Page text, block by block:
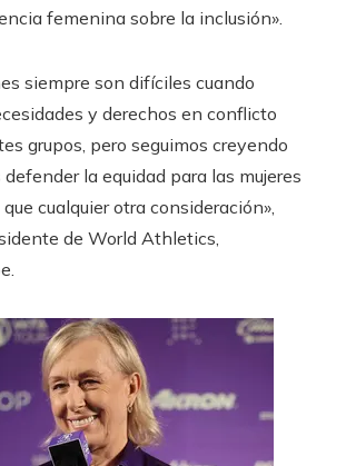
femenina sobre la inclusión».
siempre son difíciles cuando
y derechos en conflicto
grupos, pero seguimos creyendo
la equidad para las mujeres
cualquier otra consideración»,
de World Athletics,